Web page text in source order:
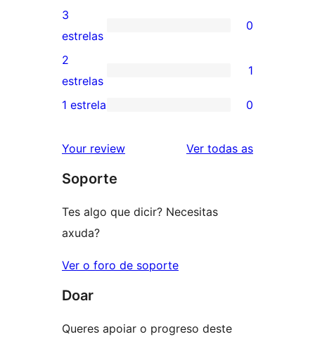
5
estrelas
valoracións
de
4
estrelas
0
valoracións
de
3
3
estrelas
0
1
valoración
2
2
estrelas
1
de
1
1 estrela 0
Your review Ver todas asvaloracións
Soporte
Tes algo que dicir? Necesitas
axuda?
Ver o foro de soporte
Doar
Queres apoiar o progreso deste